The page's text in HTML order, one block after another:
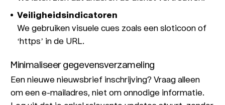
Veiligheidsindicatoren
We gebruiken visuele cues zoals een sloticoon of
‘https’ in de URL.
Minimaliseer gegevensverzameling
Een nieuwe nieuwsbrief inschrijving? Vraag alleen
om een e-mailadres, niet om onnodige informatie.